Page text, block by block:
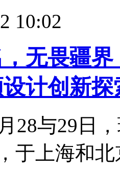
10:02
，无畏疆
计创新探
28与29日
于上海和